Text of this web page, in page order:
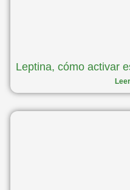
Leptina, cómo activar